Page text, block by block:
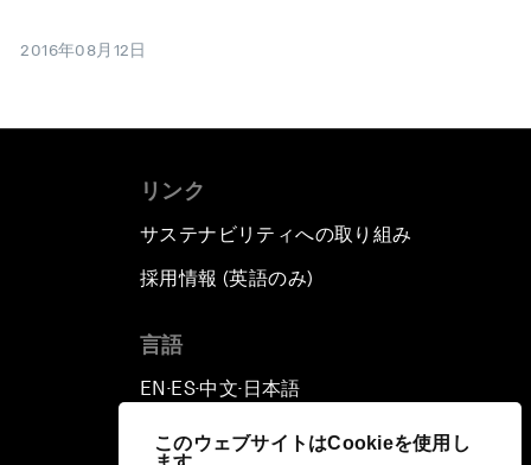
このウェブサイトはCookieを使用し
2016年08月12日
リンク
サステナビリティへの取り組み
採用情報 (英語のみ)
言語
EN ▪ ES▪中文▪ 日本語